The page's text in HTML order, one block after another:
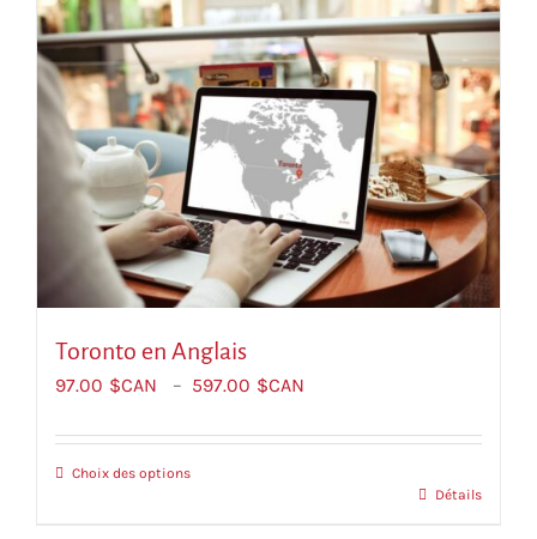
Toronto еn Anglais
$CAN
97.00 – $CAN
597.00
prix :
Choix des options
Détails